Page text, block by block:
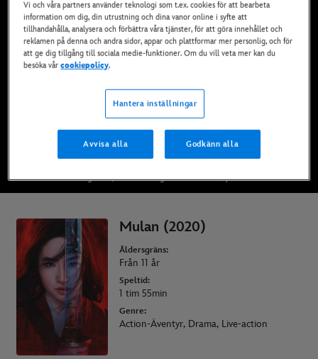
Finns nu på Disney+*, DVD och Blu-Ray och
digitalt
SE PÅ DISNEY+
KÖP FILMEN
* Villkor gäller | Abonnemang från bara 69 kr/ per månad
Mulan (2020)
Åldersgräns:
Från 11 år
Speltid:
1 tim 55min
Genre:
Action-Äventyr, Drama, Live-action
Vi och våra partners använder teknologi som t.ex. cookies för att bearbeta
information om dig, din utrustning och dina vanor online i syfte att
tillhandahålla, analysera och förbättra våra tjänster, för att göra innehållet och
reklamen på denna och andra sidor, appar och plattformar mer personlig, och för
att ge dig tillgång till sociala medie-funktioner. Om du vill veta mer kan du
besöka vårcookiepolicy.
Hantera inställningar
Avvisa alla Godkänn alla